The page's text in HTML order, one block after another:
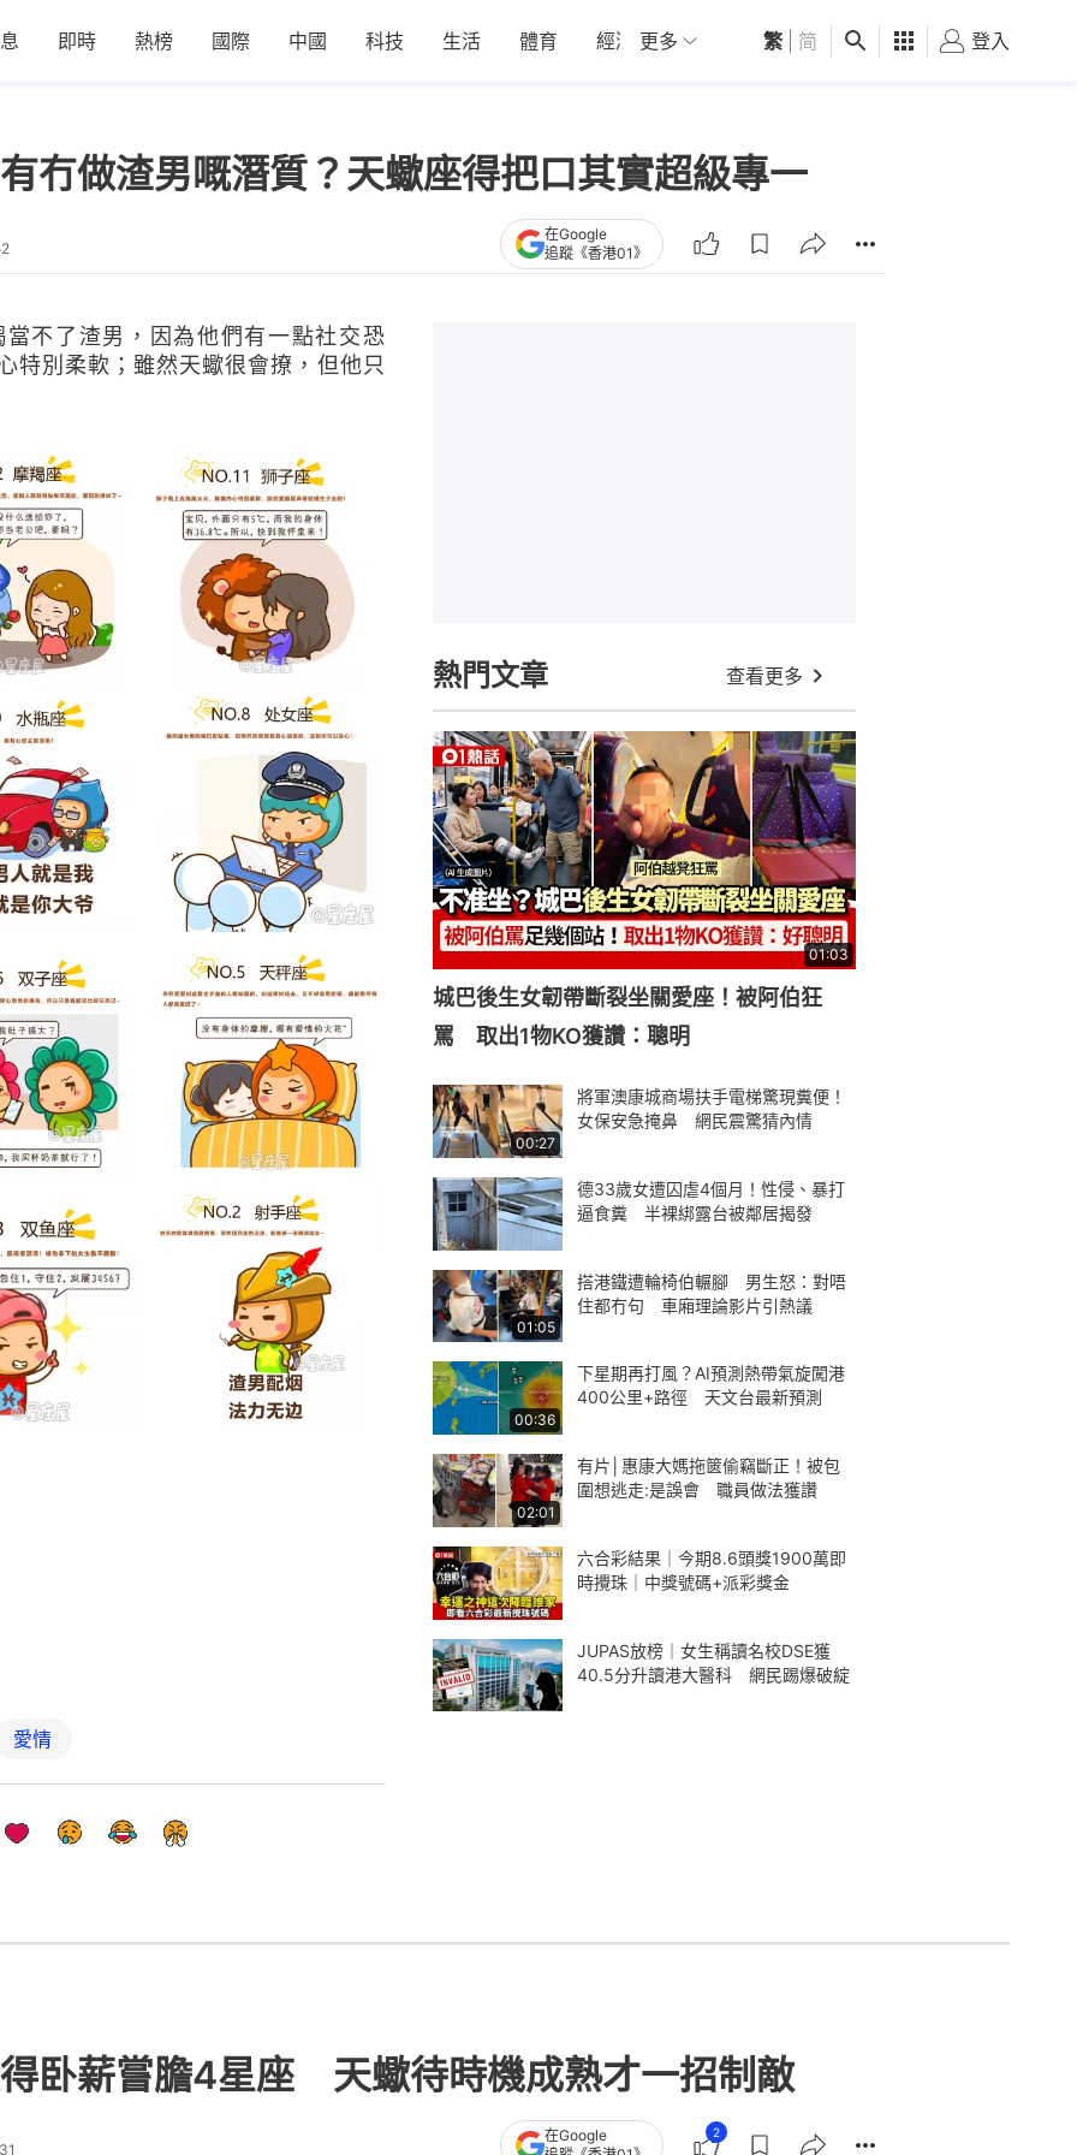
即時 熱榜 國際 中國 科技 生活 體育 經濟 01深圳 觀點 健康 好食玩飛
更多 繁 简 登入
冇做渣男嘅潛質？天蠍座得把口其實超級專一
在Google
追蹤《香港01》
不了渣男，因為他們有一點社交恐
特別柔軟；雖然天蠍很會撩，但他只
愛情
熱門文章 查看更多
01:03
城巴後生女韌帶斷裂坐關愛座！被阿伯狂
罵 取出1物KO獲讚：聰明
00:27
將軍澳康城商場扶手電梯驚現糞便！
女保安急掩鼻 網民震驚猜內情
德33歲女遭囚虐4個月！性侵、暴打
逼食糞 半裸綁露台被鄰居揭發
01:05
搭港鐵遭輪椅伯輾腳 男生怒：對唔
住都冇句 車廂理論影片引熱議
00:36
下星期再打風？AI預測熱帶氣旋闖港
400公里+路徑 天文台最新預測
02:01
有片│惠康大媽拖篋偷竊斷正！被包
圍想逃走:是誤會 職員做法獲讚
六合彩結果｜今期8.6頭獎1900萬即
時攪珠｜中獎號碼+派彩獎金
JUPAS放榜｜女生稱讀名校DSE獲
40.5分升讀港大醫科 網民踢爆破綻
卧薪嘗膽4星座 天蠍待時機成熟才一招制敵
在Google
2